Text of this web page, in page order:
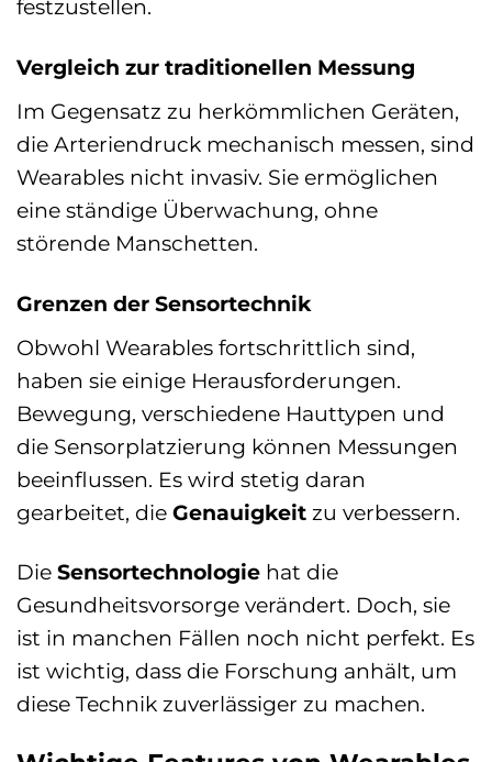
festzustellen.
Vergleich zur traditionellen Messung
Im Gegensatz zu herkömmlichen Geräten,
die Arteriendruck mechanisch messen, sind
Wearables nicht invasiv. Sie ermöglichen
eine ständige Überwachung, ohne
störende Manschetten.
Grenzen der Sensortechnik
Obwohl Wearables fortschrittlich sind,
haben sie einige Herausforderungen.
Bewegung, verschiedene Hauttypen und
die Sensorplatzierung können Messungen
beeinflussen. Es wird stetig daran
gearbeitet, die Genauigkeit zu verbessern.
Die Sensortechnologie hat die
Gesundheitsvorsorge verändert. Doch, sie
ist in manchen Fällen noch nicht perfekt. Es
ist wichtig, dass die Forschung anhält, um
diese Technik zuverlässiger zu machen.